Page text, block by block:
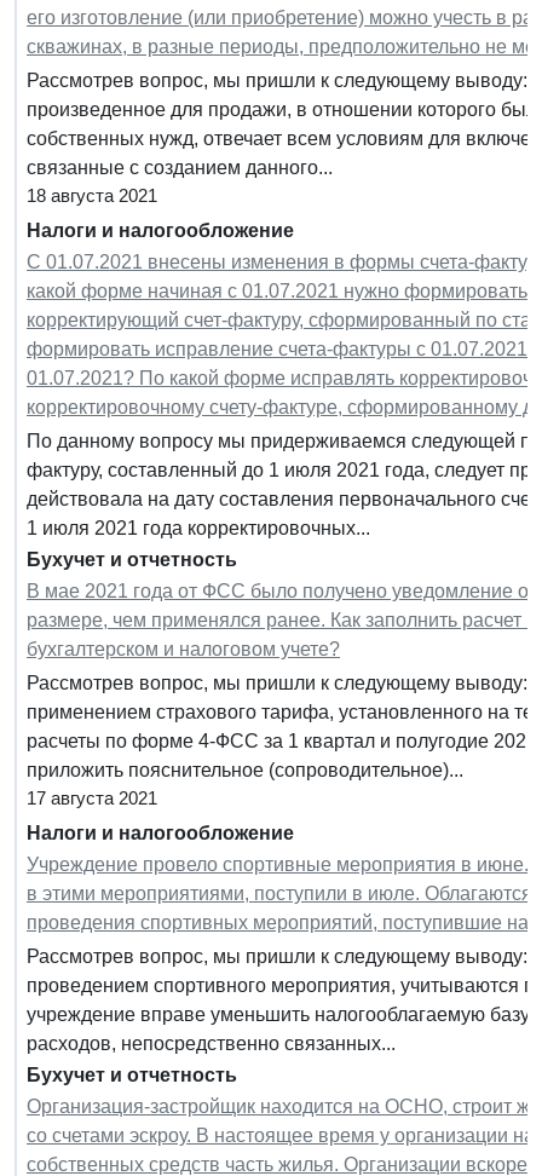
его изготовление (или приобретение) можно учесть в
скважинах, в разные периоды, предположительно не
Рассмотрев вопрос, мы пришли к следующему выводу:
произведенное для продажи, в отношении которого
собственных нужд, отвечает всем условиям для
связанные с созданием данного...
18 августа 2021
Налоги и налогообложение
С 01.07.2021 внесены изменения в формы счета-
какой форме начиная с 01.07.2021 нужно формировать
корректирующий счет-фактуру, сформированный по
формировать исправление счета-фактуры с 01.07.2021
01.07.2021? По какой форме исправлять
корректировочному счету-фактуре, сформированному
По данному вопросу мы придерживаемся следующей
фактуру, составленный до 1 июля 2021 года, следует
действовала на дату составления первоначального
1 июля 2021 года корректировочных...
Бухучет и отчетность
В мае 2021 года от ФСС было получено уведомление о
размере, чем применялся ранее. Как заполнить
бухгалтерском и налоговом учете?
Рассмотрев вопрос, мы пришли к следующему выводу:
применением страхового тарифа, установленного на
расчеты по форме 4-ФСС за 1 квартал и полугодие 2021
приложить пояснительное (сопроводительное)...
17 августа 2021
Налоги и налогообложение
Учреждение провело спортивные мероприятия в
в этими мероприятиями, поступили в июле.
проведения спортивных мероприятий, поступившие на
Рассмотрев вопрос, мы пришли к следующему выводу:
проведением спортивного мероприятия, учитываются
учреждение вправе уменьшить налогооблагаемую
расходов, непосредственно связанных...
Бухучет и отчетность
Организация-застройщик находится на ОСНО, строит
со счетами эскроу. В настоящее время у организации
собственных средств часть жилья. Организации вскоре